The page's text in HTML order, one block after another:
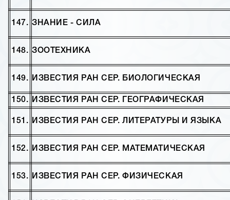
147. ЗНАНИЕ - СИЛА
148. ЗООТЕХНИКА
149. ИЗВЕСТИЯ РАН СЕР. БИОЛОГИЧЕСКАЯ
150. ИЗВЕСТИЯ РАН СЕР. ГЕОГРАФИЧЕСКАЯ
151. ИЗВЕСТИЯ РАН СЕР. ЛИТЕРАТУРЫ И ЯЗЫКА
152. ИЗВЕСТИЯ РАН СЕР. МАТЕМАТИЧЕСКАЯ
153. ИЗВЕСТИЯ РАН СЕР. ФИЗИЧЕСКАЯ